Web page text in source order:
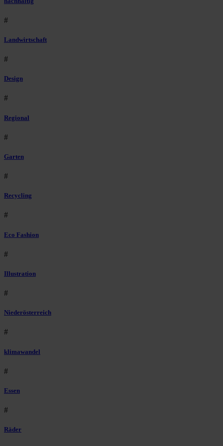
#
Landwirtschaft
#
Design
#
Regional
#
Garten
#
Recycling
#
Eco Fashion
#
Illustration
#
Niederösterreich
#
klimawandel
#
Essen
#
Räder